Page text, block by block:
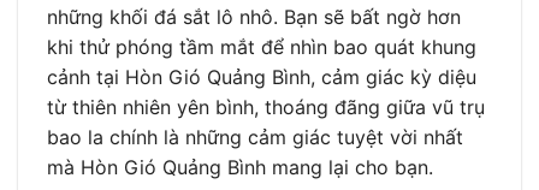
những khối đá sắt lô nhô. Bạn sẽ bất ngờ hơn
khi thử phóng tầm mắt để nhìn bao quát khung
cảnh tại Hòn Gió Quảng Bình, cảm giác kỳ diệu
từ thiên nhiên yên bình, thoáng đãng giữa vũ trụ
bao la chính là những cảm giác tuyệt vời nhất
mà Hòn Gió Quảng Bình mang lại cho bạn.